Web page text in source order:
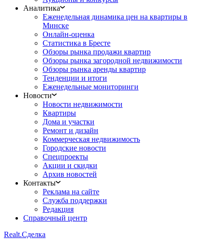
Аналитика
Еженедельная динамика цен на квартиры в
Минске
Онлайн-оценка
Статистика в Бресте
Обзоры рынка продажи квартир
Обзоры рынка загородной недвижимости
Обзоры рынка аренды квартир
Тенденции и итоги
Еженедельные мониторинги
Новости
Новости недвижимости
Квартиры
Дома и участки
Ремонт и дизайн
Коммерческая недвижимость
Городские новости
Спецпроекты
Акции и скидки
Архив новостей
Контакты
Реклама на сайте
Служба поддержки
Редакция
Справочный центр
Realt.Сделка